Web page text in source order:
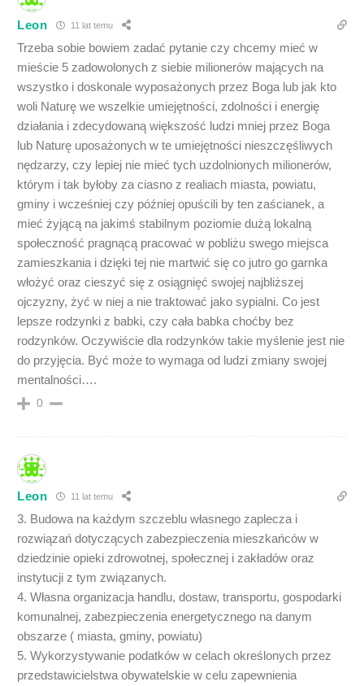
Leon 11 lat temu
Trzeba sobie bowiem zadać pytanie czy chcemy mieć w
mieście 5 zadowolonych z siebie milionerów mających na
wszystko i doskonale wyposażonych przez Boga lub jak kto
woli Naturę we wszelkie umiejętności, zdolności i energię
działania i zdecydowaną większość ludzi mniej przez Boga
lub Naturę uposażonych w te umiejętności nieszczęśliwych
nędzarzy, czy lepiej nie mieć tych uzdolnionych milionerów,
którym i tak byłoby za ciasno z realiach miasta, powiatu,
gminy i wcześniej czy później opuścili by ten zaścianek, a
mieć żyjącą na jakimś stabilnym poziomie dużą lokalną
społeczność pragnącą pracować w pobliżu swego miejsca
zamieszkania i dzięki tej nie martwić się co jutro go garnka
włożyć oraz cieszyć się z osiągnięć swojej najbliższej
ojczyzny, żyć w niej a nie traktować jako sypialni. Co jest
lepsze rodzynki z babki, czy cała babka choćby bez
rodzynków. Oczywiście dla rodzynków takie myślenie jest nie
do przyjęcia. Być może to wymaga od ludzi zmiany swojej
mentalności….
0
Leon 11 lat temu
3. Budowa na każdym szczeblu własnego zaplecza i
rozwiązań dotyczących zabezpieczenia mieszkańców w
dziedzinie opieki zdrowotnej, społecznej i zakładów oraz
instytucji z tym związanych.
4. Własna organizacja handlu, dostaw, transportu, gospodarki
komunalnej, zabezpieczenia energetycznego na danym
obszarze ( miasta, gminy, powiatu)
5. Wykorzystywanie podatków w celach określonych przez
przedstawicielstwa obywatelskie w celu zapewnienia